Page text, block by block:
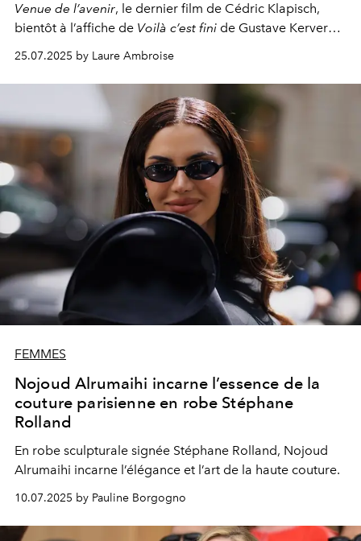
Venue de l’avenir, le dernier film de Cédric Klapisch,
bientôt à l’affiche de Voilà c’est fini de Gustave Kervern,
et co-scénariste du très attendu
Claire Denis qui sortira l’an prochain, Suzanne Lindon,
25 ans,confirme un talent rare.
25.07.2025 by Laure Ambroise
FEMMES
Nojoud Alrumaihi incarne l’essence de la
couture parisienne en robe Stéphane
Rolland
En robe sculpturale signée Stéphane Rolland, Nojoud
Alrumaihi incarne l’élégance et l’art de la haute couture.
10.07.2025 by Pauline Borgogno